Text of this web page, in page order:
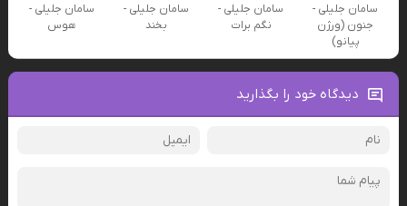
سامان جلیلی -
جنون (ورژن
پیانو)
سامان جلیلی -
نگم برات
سامان جلیلی -
بخند
سامان جلیلی -
هوس
دیدگاه خود را بگذارید